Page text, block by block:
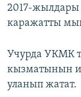
2017-жылдары
каражатты
Учурда УКМК
кызматынын
уланып жатат.